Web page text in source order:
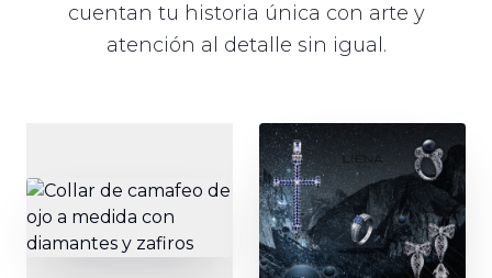
cuentan tu historia única con arte y
atención al detalle sin igual.